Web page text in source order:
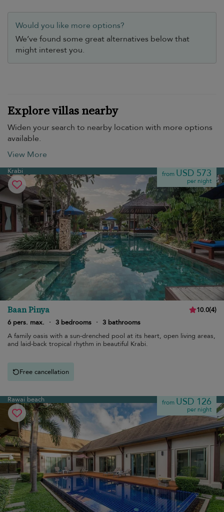
Would you like more options?
We’ve found some great alternatives below that
might interest you.
Explore villas nearby
Widen your search to nearby location with more options
available.
View More
Krabi from USD 573
per night
Baan Pinya 10.0(4)
6 pers. max.
· 3 bedrooms · 3 bathrooms
A family oasis with a sun-drenched pool at its heart, open living areas,
and laid-back tropical rhythm in beautiful Krabi.
Free cancellation
Rawai beach from USD 126
per night